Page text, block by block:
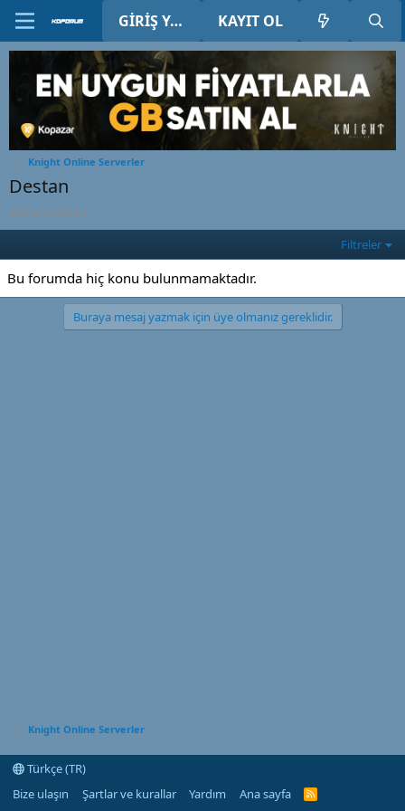
GIRIŞ YAP KAYIT OL
Knight Online Serverler
Destan
Destan Serverı
Filtreler
Bu forumda hiç konu bulunmamaktadır.
Buraya mesaj yazmak için üye olmanız gereklidir.
Knight Online Serverler
Türkçe (TR)
Bize ulaşın
Şartlar ve kurallar Yardım Ana sayfa
R